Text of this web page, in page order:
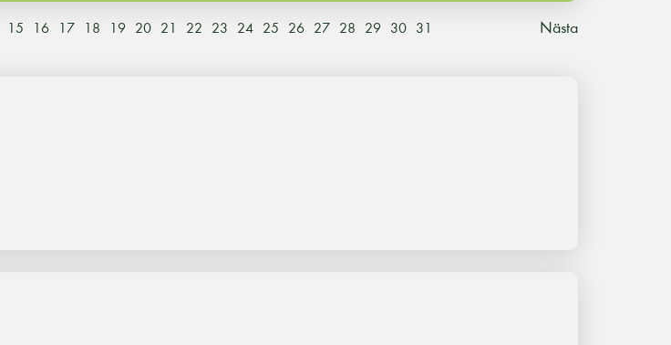
15 16 17 18 19 20 21 22 23 24 25 26 27 28 29 30 31 Nästa